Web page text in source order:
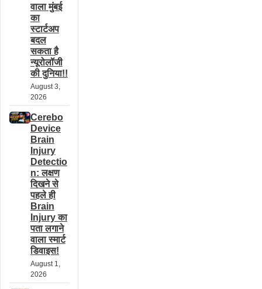
वाला मुंबई
का
स्टार्टअप
बदल
सकता है
न्यूरोलॉजी
की दुनिया!!
August 3,
2026
Cerebo
Device
Brain
Injury
Detectio
n: लक्षण
दिखने से
पहले ही
Brain
Injury का
पता लगाने
वाला स्मार्ट
डिवाइस!
August 1,
2026